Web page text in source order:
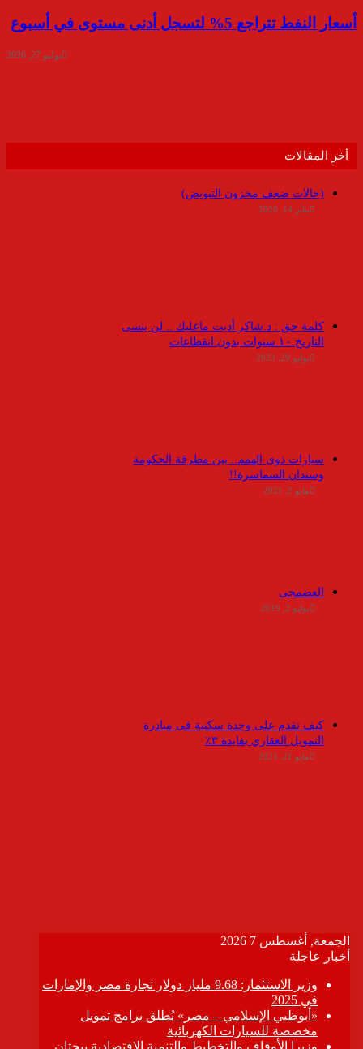
أسعار النفط تتراجع 5% لتسجل أدنى مستوى في أسبوع
يوليو 27, 2026
أخر المقالات
(حالات ضعف مخزون التبويض)
يناير 14, 2020
كلمة حق : د.شاكر أديت ماعليك .. لن ينسى
التاريخ ١٠ سنوات بدون انقطاعات
يوليو 29, 2023
سيارات ذوى الهمم.. بين مطرقة الحكومة
وسندان السماسرة!!
مايو 2, 2021
العضمجى
يوليو 2, 2019
كيف تقدم على وحدة سكنية فى مبادرة
التمويل العقاري بفايدة ٣٪
مايو 21, 2021